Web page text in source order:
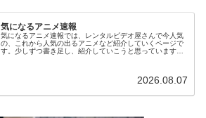
気になるアニメ速報
気になるアニメ速報では、レンタルビデオ屋さんで今人気
の、これから人気の出るアニメなど紹介していくページで
す。少しずつ書き足し、紹介していこうと思っています。
2026.08.07